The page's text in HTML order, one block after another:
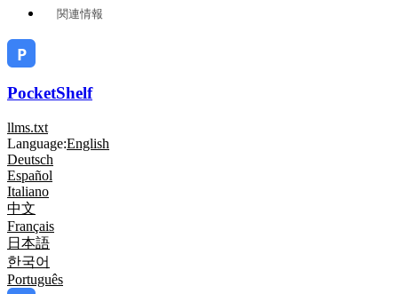
関連情報
PocketShelf
llms.txt
Language:English
Deutsch
Español
Italiano
中文
Français
日本語
한국어
Português